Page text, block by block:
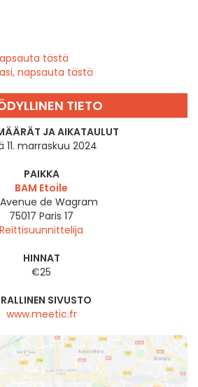
tästä
napsauta tästä
TIETO
JA AIKATAULUT
11. marraskuu 2024
PAIKKA
BAM Etoile
de Wagram
75017 Paris 17
Reittisuunnittelija
HINNAT
€25
SIVUSTO
www.meetic.fr